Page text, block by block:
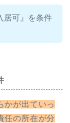
居可』を条件
かが出ていっ
任の所在が分